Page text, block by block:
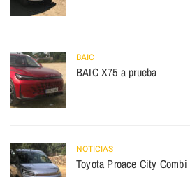
BAIC
BAIC X75 a prueba
NOTICIAS
Toyota Proace City